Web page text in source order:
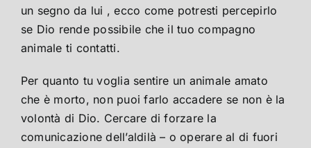
un segno da lui , ecco come potresti percepirlo
se Dio rende possibile che il tuo compagno
animale ti contatti.
Per quanto tu voglia sentire un animale amato
che è morto, non puoi farlo accadere se non è la
volontà di Dio. Cercare di forzare la
comunicazione dell’aldilà – o operare al di fuori